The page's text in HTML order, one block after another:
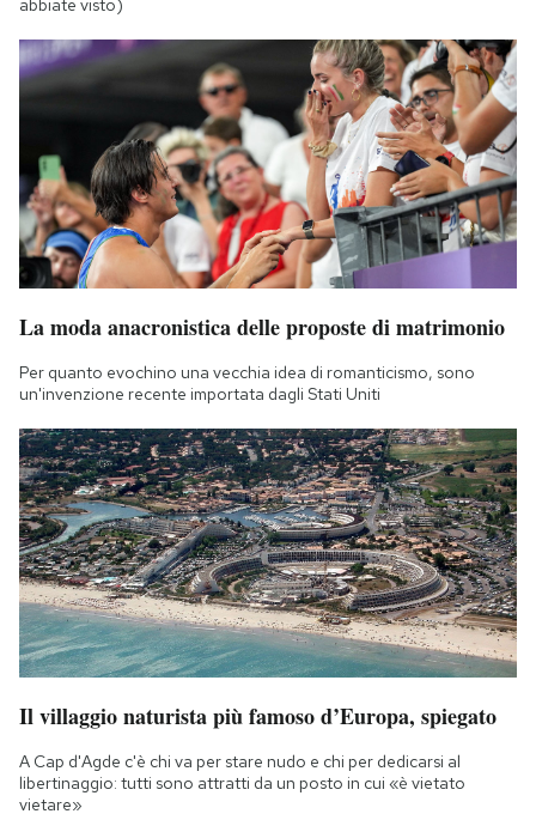
abbiate visto)
La moda anacronistica delle proposte di matrimonio
Per quanto evochino una vecchia idea di romanticismo, sono
un'invenzione recente importata dagli Stati Uniti
Il villaggio naturista più famoso d’Europa, spiegato
A Cap d'Agde c'è chi va per stare nudo e chi per dedicarsi al
libertinaggio: tutti sono attratti da un posto in cui «è vietato
vietare»